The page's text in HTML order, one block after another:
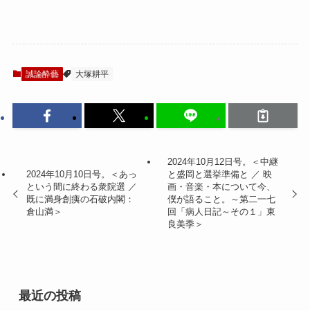
誠論酔藝 大塚耕平
2024年10月10日号。＜あっ
という間に終わる衆院選 ／
既に満身創痍の石破内閣：
倉山満＞
2024年10月12日号。＜中継
と盛岡と選挙準備と ／ 映
画・音楽・本について今、
僕が語ること。～第二一七
回「病人日記～その１」東
良美季＞
最近の投稿